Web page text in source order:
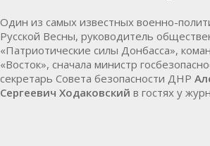
Один из самых известных военно-
Русской Весны, руководитель
«Патриотические силы Донбасса»,
«Восток», сначала министр
секретарь Совета безопасности ДНР
Сергеевич Ходаковский в гостях у